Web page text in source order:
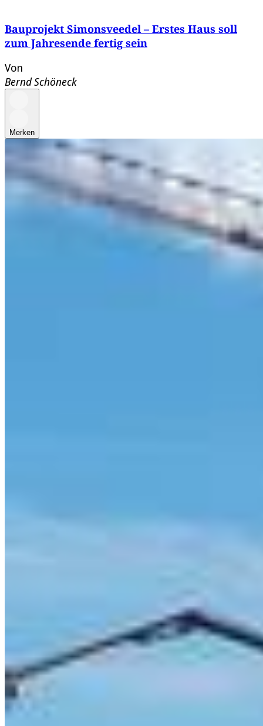
Bauprojekt Simonsveedel – Erstes Haus soll
zum Jahresende fertig sein
Von
Bernd Schöneck
Merken